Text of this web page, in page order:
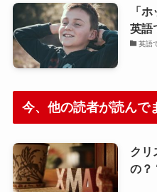
「
英語
英語
今、他の読者が読んで
クリ
の？